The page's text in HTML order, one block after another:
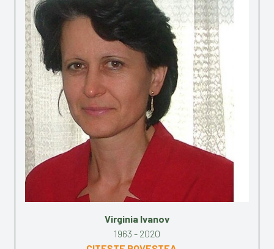
Virginia Ivanov
1963 - 2020